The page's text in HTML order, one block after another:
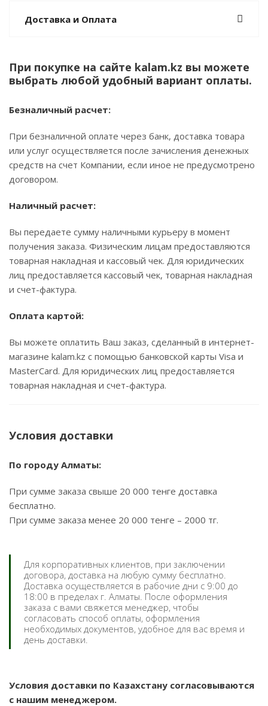
Доставка и Оплата
При покупке на сайте kalam.kz вы можете
выбрать любой удобный вариант оплаты.
Безналичный расчет:
При безналичной оплате через банк, доставка товара
или услуг осуществляется после зачисления денежных
средств на счет Компании, если иное не предусмотрено
договором.
Наличный расчет:
Вы передаете сумму наличными курьеру в момент
получения заказа. Физическим лицам предоставляются
товарная накладная и кассовый чек. Для юридических
лиц предоставляется кассовый чек, товарная накладная
и счет-фактура.
Оплата картой:
Вы можете оплатить Ваш заказ, сделанный в интернет-
магазине kalam.kz с помощью банковской карты Visa и
MasterCard. Для юридических лиц предоставляется
товарная накладная и счет-фактура.
Условия доставки
По городу Алматы:
При сумме заказа свыше 20 000 тенге доставка
бесплатно.
При сумме заказа менее 20 000 тенге – 2000 тг.
Для корпоративных клиентов, при заключении
договора, доставка на любую сумму бесплатно.
Доставка осуществляется в рабочие дни с 9:00 до
18:00 в пределах г. Алматы. После оформления
заказа с вами свяжется менеджер, чтобы
согласовать способ оплаты, оформления
необходимых документов, удобное для вас время и
день доставки.
Условия доставки по Казахстану согласовываются
с нашим менеджером.